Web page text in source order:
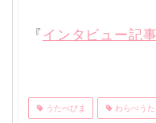
『 インタビュー記
うたべびま わらべうた